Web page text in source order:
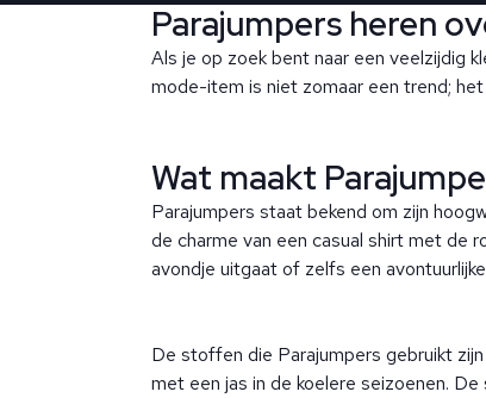
Parajumpers heren
Als je op zoek bent naar een veelzijdig
mode-item is niet zomaar een trend;
Wat maakt
Parajumpers staat bekend om zijn
de charme van een casual shirt met de
avondje uitgaat of zelfs een
De stoffen die Parajumpers gebruikt
met een jas in de koelere seizoenen.